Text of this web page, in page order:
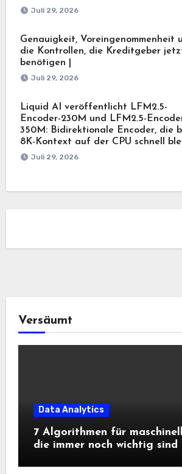
Juli 29, 2026
Genauigkeit, Voreingenommenheit
die Kontrollen, die Kreditgeber
benötigen |
Juli 29, 2026
Liquid AI veröffentlicht LFM2.5-
Encoder-230M und LFM2.5-
350M: Bidirektionale Encoder, die
8K-Kontext auf der CPU schnell
Juli 29, 2026
Versäumt
Data Analytics
7 Algorithmen für
die immer noch wichtig sind